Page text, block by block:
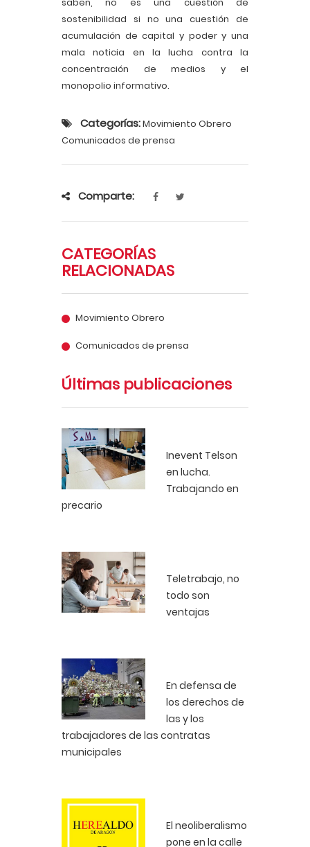
sostenibilidad si no una cuestión de
acumulación de capital y poder y una
mala noticia en la lucha contra la
concentración de medios y el
monopolio informativo.
Categorías:Movimiento Obrero
Comunicados de prensa
Comparte:
CATEGORÍAS
RELACIONADAS
Movimiento Obrero
Comunicados de prensa
Últimas publicaciones
Inevent Telson
en lucha.
Trabajando en
precario
Teletrabajo, no
todo son
ventajas
En defensa de
los derechos de
las y los
trabajadores de las contratas
municipales
El neoliberalismo
pone en la calle